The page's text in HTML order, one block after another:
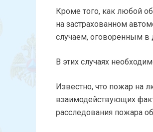
Кроме того, как любой
на застрахованном
случаем, оговоренным в
В этих случаях
Известно, что пожар на
взаимодействующих
расследования пожара